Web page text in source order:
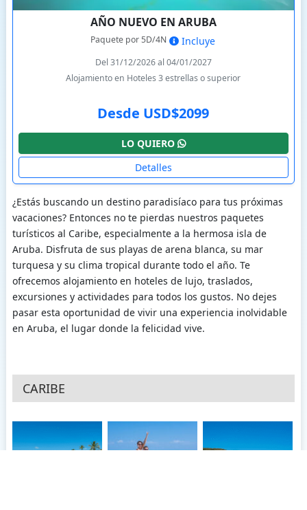
AÑO NUEVO EN ARUBA
Paquete por 5D/4N Incluye
Del 31/12/2026 al 04/01/2027
Alojamiento en Hoteles 3 estrellas o superior
Desde USD$2099
LO QUIERO
Detalles
¿Estás buscando un destino paradisíaco para tus próximas
vacaciones? Entonces no te pierdas nuestros paquetes
turísticos al Caribe, especialmente a la hermosa isla de
Aruba. Disfruta de sus playas de arena blanca, su mar
turquesa y su clima tropical durante todo el año. Te
ofrecemos alojamiento en hoteles de lujo, traslados,
excursiones y actividades para todos los gustos. No dejes
pasar esta oportunidad de vivir una experiencia inolvidable
en Aruba, el lugar donde la felicidad vive.
CARIBE